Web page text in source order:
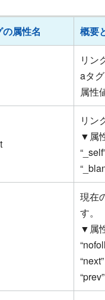
属性名 概要
リン
aタ
属性
リン
▼属
現在
す。
▼属